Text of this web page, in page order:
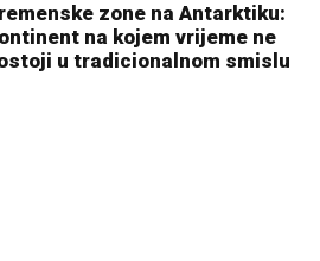
zone na Antarktiku:
na kojem vrijeme ne
u tradicionalnom smislu